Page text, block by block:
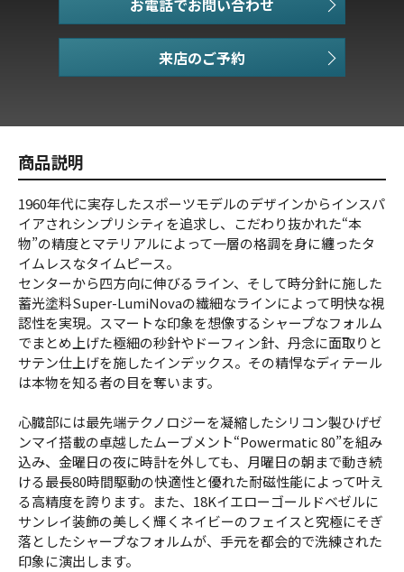
お電話でお問い合わせ
商品説明
1960年代に実存したスポーツモデルのデザインからインスパ
イアされシンプリシティを追求し、こだわり抜かれた“本
物”の精度とマテリアルによって一層の格調を身に纏ったタ
イムレスなタイムピース。
センターから四方向に伸びるライン、そして時分針に施した
蓄光塗料Super-LumiNovaの繊細なラインによって明快な視
認性を実現。スマートな印象を想像するシャープなフォルム
でまとめ上げた極細の秒針やドーフィン針、丹念に面取りと
サテン仕上げを施したインデックス。その精悍なディテール
は本物を知る者の目を奪います。
心臓部には最先端テクノロジーを凝縮したシリコン製ひげゼ
ンマイ搭載の卓越したムーブメント“Powermatic 80”を組み
込み、金曜日の夜に時計を外しても、月曜日の朝まで動き続
ける最長80時間駆動の快適性と優れた耐磁性能によって叶え
る高精度を誇ります。また、18Kイエローゴールドベゼルに
サンレイ装飾の美しく輝くネイビーのフェイスと究極にそぎ
落としたシャープなフォルムが、手元を都会的で洗練された
印象に演出します。